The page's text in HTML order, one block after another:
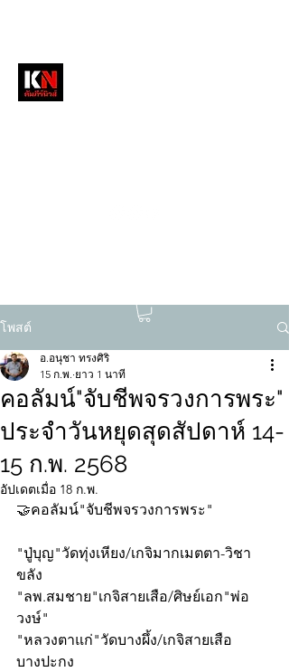
โพสต์
คอลัมน์"จับชีพจรวงการพระ"
ประจำวันหยุดสุดสัปดาห์ 14-
15 ก.พ. 2568
อ.อนุชา ทรงศิริ
15 ก.พ. ยาว 1 นาที
อัปเดตเมื่อ 18 ก.พ.
🤝คอลัมน์"จับชีพจรวงการพระ"
"ปู่บุญ"วัดทุ่งเหียง/เกจิมากเมตตา-วิชา
ขลัง
"ลพ.สมชาย"เกจิสายเสือ/ศิษย์เอก"พ่อ
วงษ์"
"หลวงตาแก่"วัดบางผึ้ง/เกจิสายเสือ
บางปะกง